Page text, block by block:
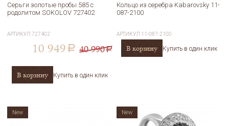
Серьги золотые пробы 585 с
родолитом SOKOLOV 727402
АРТИКУЛ727402
10 949 a 40 990a
В корзину Купить в один клик
Кольцо из серебра Kabarovsky 11-
087-2100
АРТИКУЛ 11-087-2100
В корзину Купить в один клик
New New